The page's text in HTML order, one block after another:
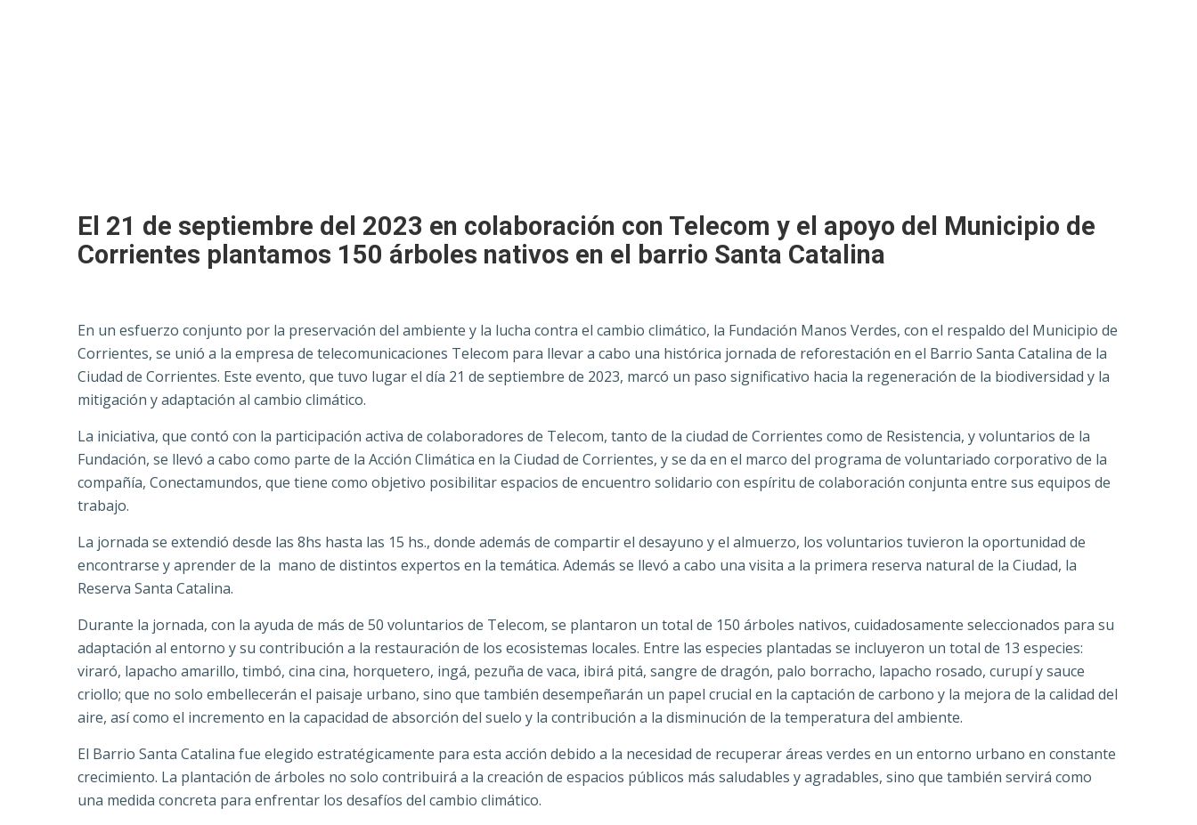
El 21 de septiembre del 2023 en colaboración con Telecom y el apoyo del Municipio de
Corrientes plantamos 150 árboles nativos en el barrio Santa Catalina
En un esfuerzo conjunto por la preservación del ambiente y la lucha contra el cambio climático, la Fundación Manos Verdes, con el respaldo del Municipio de
Corrientes, se unió a la empresa de telecomunicaciones Telecom para llevar a cabo una histórica jornada de reforestación en el Barrio Santa Catalina de la
Ciudad de Corrientes. Este evento, que tuvo lugar el día 21 de septiembre de 2023, marcó un paso significativo hacia la regeneración de la biodiversidad y la
mitigación y adaptación al cambio climático.
La iniciativa, que contó con la participación activa de colaboradores de Telecom, tanto de la ciudad de Corrientes como de Resistencia, y voluntarios de la
Fundación, se llevó a cabo como parte de la Acción Climática en la Ciudad de Corrientes, y se da en el marco del programa de voluntariado corporativo de la
compañía, Conectamundos, que tiene como objetivo posibilitar espacios de encuentro solidario con espíritu de colaboración conjunta entre sus equipos de
trabajo.
La jornada se extendió desde las 8hs hasta las 15 hs., donde además de compartir el desayuno y el almuerzo, los voluntarios tuvieron la oportunidad de
encontrarse y aprender de la mano de distintos expertos en la temática. Además se llevó a cabo una visita a la primera reserva natural de la Ciudad, la
Reserva Santa Catalina.
Durante la jornada, con la ayuda de más de 50 voluntarios de Telecom, se plantaron un total de 150 árboles nativos, cuidadosamente seleccionados para su
adaptación al entorno y su contribución a la restauración de los ecosistemas locales. Entre las especies plantadas se incluyeron un total de 13 especies:
viraró, lapacho amarillo, timbó, cina cina, horquetero, ingá, pezuña de vaca, ibirá pitá, sangre de dragón, palo borracho, lapacho rosado, curupí y sauce
criollo; que no solo embellecerán el paisaje urbano, sino que también desempeñarán un papel crucial en la captación de carbono y la mejora de la calidad del
aire, así como el incremento en la capacidad de absorción del suelo y la contribución a la disminución de la temperatura del ambiente.
El Barrio Santa Catalina fue elegido estratégicamente para esta acción debido a la necesidad de recuperar áreas verdes en un entorno urbano en constante
crecimiento. La plantación de árboles no solo contribuirá a la creación de espacios públicos más saludables y agradables, sino que también servirá como
una medida concreta para enfrentar los desafíos del cambio climático.